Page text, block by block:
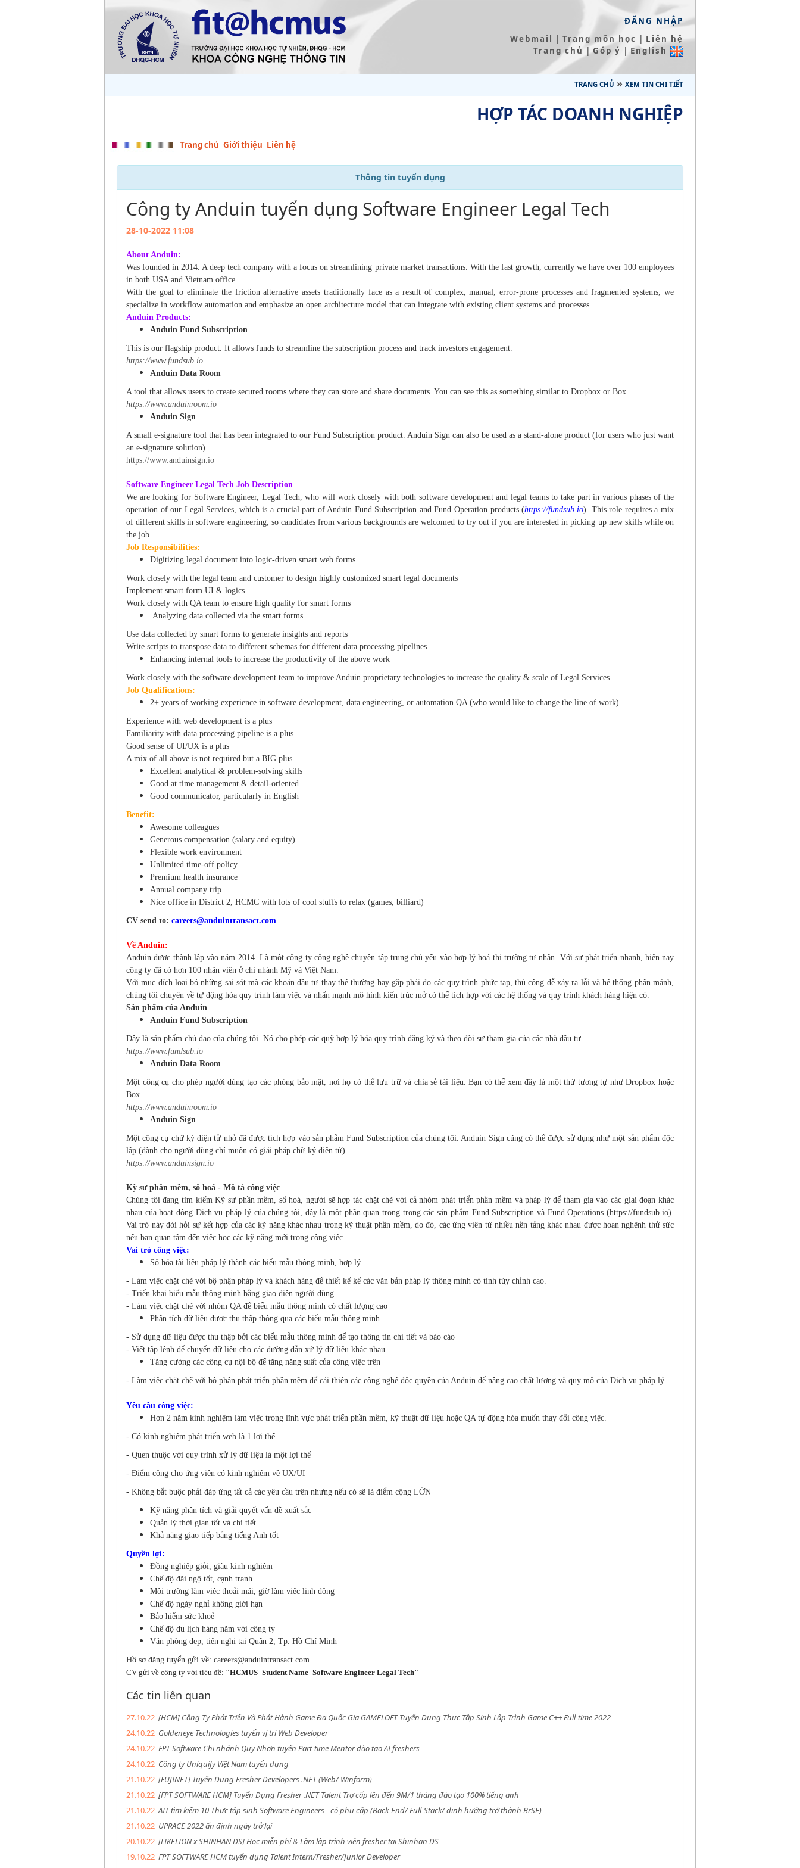
ĐĂNG NHẬP
Webmail | Trang môn học | Liên hệ
Trang chủ |Góp ý | English
TRANG CHỦ » XEM TIN CHI TIẾT
HỢP TÁC DOANH NGHIỆP
Trang chủ Giới thiệu Liên hệ
Thông tin tuyển dụng
Công ty Anduin tuyển dụng Software Engineer Legal Tech
28-10-2022 11:08
About Anduin:
Was founded in 2014. A deep tech company with a focus on streamlining private market transactions. With the fast growth, currently we have over 100 employees
in both USA and Vietnam office
With the goal to eliminate the friction alternative assets traditionally face as a result of complex, manual, error-prone processes and fragmented systems, we
specialize in workflow automation and emphasize an open architecture model that can integrate with existing client systems and processes.
Anduin Products:
Anduin Fund Subscription
This is our flagship product. It allows funds to streamline the subscription process and track investors engagement.
https://www.fundsub.io
Anduin Data Room
A tool that allows users to create secured rooms where they can store and share documents. You can see this as something similar to Dropbox or Box.
https://www.anduinroom.io
Anduin Sign
A small e-signature tool that has been integrated to our Fund Subscription product. Anduin Sign can also be used as a stand-alone product (for users who just want
an e-signature solution).
https://www.anduinsign.io
Software Engineer Legal Tech Job Description
We are looking for Software Engineer, Legal Tech, who will work closely with both software development and legal teams to take part in various phases of the
operation of our Legal Services, which is a crucial part of Anduin Fund Subscription and Fund Operation products (https://fundsub.io). This role requires a mix
of different skills in software engineering, so candidates from various backgrounds are welcomed to try out if you are interested in picking up new skills while on
the job.
Job Responsibilities:
Digitizing legal document into logic-driven smart web forms
Work closely with the legal team and customer to design highly customized smart legal documents
Implement smart form UI & logics
Work closely with QA team to ensure high quality for smart forms
Analyzing data collected via the smart forms
Use data collected by smart forms to generate insights and reports
Write scripts to transpose data to different schemas for different data processing pipelines
Enhancing internal tools to increase the productivity of the above work
Work closely with the software development team to improve Anduin proprietary technologies to increase the quality & scale of Legal Services
Job Qualifications:
2+ years of working experience in software development, data engineering, or automation QA (who would like to change the line of work)
Experience with web development is a plus
Familiarity with data processing pipeline is a plus
Good sense of UI/UX is a plus
A mix of all above is not required but a BIG plus
Excellent analytical & problem-solving skills
Good at time management & detail-oriented
Good communicator, particularly in English
Benefit:
Awesome colleagues
Generous compensation (salary and equity)
Flexible work environment
Unlimited time-off policy
Premium health insurance
Annual company trip
Nice office in District 2, HCMC with lots of cool stuffs to relax (games, billiard)
CV send to: careers@anduintransact.com
Về Anduin:
Anduin được thành lập vào năm 2014. Là một công ty công nghệ chuyên tập trung chủ yếu vào hợp lý hoá thị trường tư nhân. Với sự phát triển nhanh, hiện nay
công ty đã có hơn 100 nhân viên ở chi nhánh Mỹ và Việt Nam.
Với mục đích loại bỏ những sai sót mà các khoản đầu tư thay thế thường hay gặp phải do các quy trình phức tạp, thủ công dễ xảy ra lỗi và hệ thống phân mảnh,
chúng tôi chuyên về tự động hóa quy trình làm việc và nhấn mạnh mô hình kiến ​​trúc mở có thể tích hợp với các hệ thống và quy trình khách hàng hiện có.
Sản phẩm của Anduin
Anduin Fund Subscription
Đây là sản phẩm chủ đạo của chúng tôi. Nó cho phép các quỹ hợp lý hóa quy trình đăng ký và theo dõi sự tham gia của các nhà đầu tư.
https://www.fundsub.io
Anduin Data Room
Một công cụ cho phép người dùng tạo các phòng bảo mật, nơi họ có thể lưu trữ và chia sẻ tài liệu. Bạn có thể xem đây là một thứ tương tự như Dropbox hoặc
Box.
https://www.anduinroom.io
Anduin Sign
Một công cụ chữ ký điện tử nhỏ đã được tích hợp vào sản phẩm Fund Subscription của chúng tôi. Anduin Sign cũng có thể được sử dụng như một sản phẩm độc
lập (dành cho người dùng chỉ muốn có giải pháp chữ ký điện tử).
https://www.anduinsign.io
Kỹ sư phần mềm, số hoá - Mô tả công việc
Chúng tôi đang tìm kiếm Kỹ sư phần mềm, số hoá, người sẽ hợp tác chặt chẽ với cả nhóm phát triển phần mềm và pháp lý để tham gia vào các giai đoạn khác
nhau của hoạt động Dịch vụ pháp lý của chúng tôi, đây là một phần quan trọng trong các sản phẩm Fund Subscription và Fund Operations (https://fundsub.io).
Vai trò này đòi hỏi sự kết hợp của các kỹ năng khác nhau trong kỹ thuật phần mềm, do đó, các ứng viên từ nhiều nền tảng khác nhau được hoan nghênh thử sức
nếu bạn quan tâm đến việc học các kỹ năng mới trong công việc.
Vai trò công việc:
Số hóa tài liệu pháp lý thành các biểu mẫu thông minh, hợp lý
- Làm việc chặt chẽ với bộ phận pháp lý và khách hàng để thiết kế kế các văn bản pháp lý thông minh có tính tùy chỉnh cao.
- Triển khai biểu mẫu thông minh bằng giao diện người dùng
- Làm việc chặt chẽ với nhóm QA để biểu mẫu thông minh có chất lượng cao
Phân tích dữ liệu được thu thập thông qua các biểu mẫu thông minh
- Sử dụng dữ liệu được thu thập bởi các biểu mẫu thông minh để tạo thông tin chi tiết và báo cáo
- Viết tập lệnh để chuyển dữ liệu cho các đường dẫn xử lý dữ liệu khác nhau
Tăng cường các công cụ nội bộ để tăng năng suất của công việc trên
- Làm việc chặt chẽ với bộ phận phát triển phần mềm để cải thiện các công nghệ độc quyền của Anduin để nâng cao chất lượng và quy mô của Dịch vụ pháp lý
Yêu cầu công việc:
Hơn 2 năm kinh nghiệm làm việc trong lĩnh vực phát triển phần mềm, kỹ thuật dữ liệu hoặc QA tự động hóa muốn thay đổi công việc.
- Có kinh nghiệm phát triển web là 1 lợi thế
- Quen thuộc với quy trình xử lý dữ liệu là một lợi thế
- Điểm cộng cho ứng viên có kinh nghiệm về UX/UI
- Không bắt buộc phải đáp ứng tất cả các yêu cầu trên nhưng nếu có sẽ là điểm cộng LỚN
Kỹ năng phân tích và giải quyết vấn đề xuất sắc
Quản lý thời gian tốt và chi tiết
Khả năng giao tiếp bằng tiếng Anh tốt
Quyền lợi:
Đồng nghiệp giỏi, giàu kinh nghiệm
Chế độ đãi ngộ tốt, cạnh tranh
Môi trường làm việc thoải mái, giờ làm việc linh động
Chế độ ngày nghỉ không giới hạn
Bảo hiểm sức khoẻ
Chế độ du lịch hàng năm với công ty
Văn phòng đẹp, tiện nghi tại Quận 2, Tp. Hồ Chí Minh
Hồ sơ đăng tuyển gửi về: careers@anduintransact.com
CV gửi về công ty với tiêu đề: "HCMUS_Student Name_Software Engineer Legal Tech"
Các tin liên quan
27.10.22 [HCM] Công Ty Phát Triển Và Phát Hành Game Đa Quốc Gia GAMELOFT Tuyển Dụng Thực Tập Sinh Lập Trình Game C++ Full-time 2022
24.10.22 Goldeneye Technologies tuyển vị trí Web Developer
24.10.22 FPT Software Chi nhánh Quy Nhơn tuyển Part-time Mentor đào tạo AI freshers
24.10.22 Công ty Uniquify Việt Nam tuyển dụng
21.10.22 [FUJINET] Tuyển Dụng Fresher Developers .NET (Web/ Winform)
21.10.22 [FPT SOFTWARE HCM] Tuyển Dụng Fresher .NET Talent Trợ cấp lên đến 9M/1 tháng đào tạo 100% tiếng anh
21.10.22 AIT tìm kiếm 10 Thực tập sinh Software Engineers - có phụ cấp (Back-End/ Full-Stack/ định hướng trở thành BrSE)
21.10.22 UPRACE 2022 ấn định ngày trở lại
20.10.22 [LIKELION x SHINHAN DS] Học miễn phí & Làm lập trình viên fresher tại Shinhan DS
19.10.22 FPT SOFTWARE HCM tuyển dụng Talent Intern/Fresher/Junior Developer